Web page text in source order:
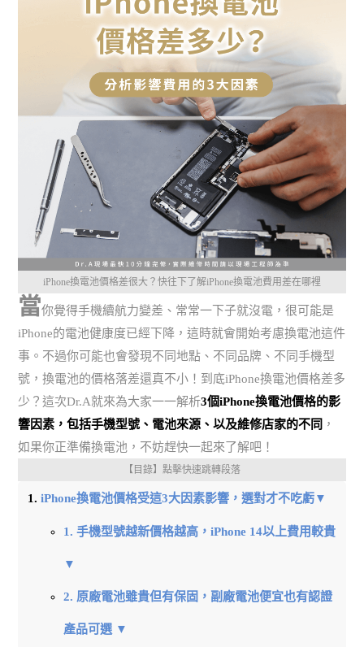
iPhone換電池價格差很大？快往下了解iPhone換電池費用差在哪裡
當你覺得手機續航力變差、常常一下子就沒電，很可能是
iPhone的電池健康度已經下降，這時就會開始考慮換電池這件
事。不過你可能也會發現不同地點、不同品牌、不同手機型
號，換電池的價格落差還真不小！到底iPhone換電池價格差多
少？這次Dr.A就來為大家一一解析3個iPhone換電池價格的影
響因素，包括手機型號、電池來源、以及維修店家的不同 ，
如果你正準備換電池，不妨趕快一起來了解吧！
【目錄】點擊快速跳轉段落
iPhone換電池價格受這3大因素影響，選對才不吃虧▼
1. 手機型號越新價格越高，iPhone 14以上費用較貴
▼
2. 原廠電池雖貴但有保固，副廠電池便宜也有認證
產品可選 ▼